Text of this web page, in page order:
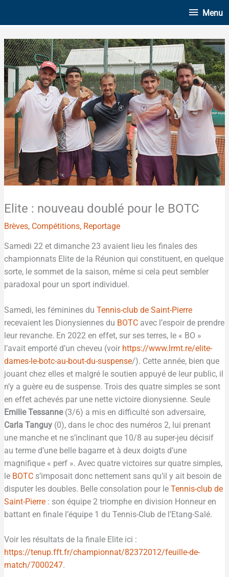
Menu
Menu
Elite : nouveau doublé pour le BOTC
Brèves, Compétitions, Reportage
Samedi 22 et dimanche 23 avaient lieu les finales des
championnats Elite de la Réunion qui constituent, en quelque
sorte, le sommet de la saison, même si cela peut sembler
paradoxal pour un sport individuel.
Samedi, les féminines duTennis-club de Saint-Pierre
recevaient les Dionysiennes du BOTC avec l’espoir de prendre
leur revanche. En 2022 en effet, sur ses terres, le « BO »
l’avait emporté d’un cheveu (voir https://www.lrmt.re/elite-
dames-le-botc-au-bout-du-suspense/). Cette année, bien que
jouant chez elles et malgré le soutien appuyé de leur public, il
n’y a guère eu de suspense. Trois des quatre simples se sont
en effet achevés par une nette victoire dionysienne. Seule
Emilie Tessanne(3/6) a mis en difficulté son adversaire,
Carla Tanguy (0), dans le choc des numéros 2, lui prenant
une manche et ne s’inclinant que 10/8 au super-jeu décisif
au terme d’une belle bagarre et à deux doigts d’une
magnifique « perf ». Avec quatre victoires sur quatre simples,
le BOTC s’imposait donc nettement sans qu’il y ait besoin de
disputer les doubles. Belle consolation pour leTennis-club de
Saint-Pierre : son équipe 2 triomphe en division Honneur en
battant en finale l’équipe 1 du Tennis-Club de l’Etang-Salé.
Voir les résultats de la finale Elite ici :
https://tenup.fft.fr/championnat/82372012/feuille-de-
match/7000247.